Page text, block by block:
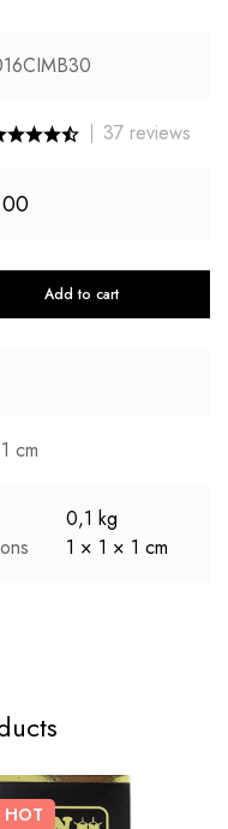
37 reviews
Add to cart
cm
0,1 kg
1 × 1 × 1 cm
HOT